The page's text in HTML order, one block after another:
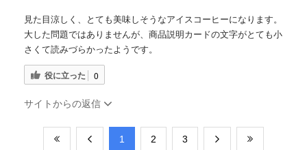
見た目涼しく、とても美味しそうなアイスコーヒーになります。
大した問題ではありませんが、商品説明カードの文字がとても小
さくて読みづらかったようです。
役に立った 0
サイトからの返信
​1 ​2 ​3